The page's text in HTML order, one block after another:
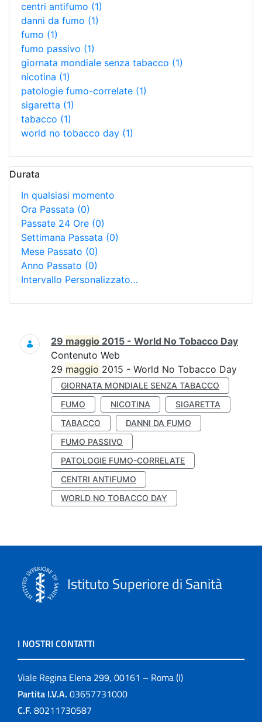
centri antifumo (1)
danni da fumo (1)
fumo (1)
fumo passivo (1)
giornata mondiale senza tabacco (1)
nicotina (1)
patologie fumo-correlate (1)
sigaretta (1)
tabacco (1)
world no tobacco day (1)
Durata
In qualsiasi momento
Ora Passata (0)
Passate 24 Ore (0)
Settimana Passata (0)
Mese Passato (0)
Anno Passato (0)
Intervallo Personalizzato…
Ricerca
29 maggio 2015 - World No Tobacco Day
Contenuto Web
29 maggio 2015 - World No Tobacco Day
GIORNATA MONDIALE SENZA TABACCO
FUMO
NICOTINA
SIGARETTA
TABACCO
DANNI DA FUMO
FUMO PASSIVO
PATOLOGIE FUMO-CORRELATE
CENTRI ANTIFUMO
WORLD NO TOBACCO DAY
Istituto Superiore di Sanità
I NOSTRI CONTATTI
Viale Regina Elena 299, 00161 – Roma (I)
Partita I.V.A. 03657731000
C.F. 80211730587